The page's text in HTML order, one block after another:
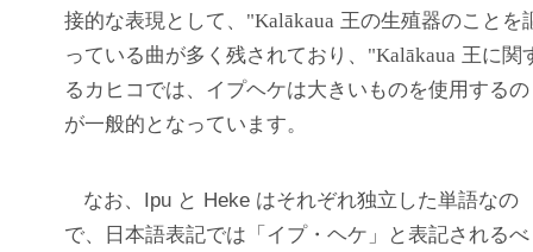
接的な表現として、 "Kalākaua 王の生殖器のことを
っている曲が多く残されており、 "Kalākaua 王に関
るカヒコでは、イプヘケは大きいものを使用するの
が一般的となっています。
なお、Ipu と Heke はそれぞれ独立した単語なの
で、日本語表記では「イプ・ヘケ」と表記されるべ